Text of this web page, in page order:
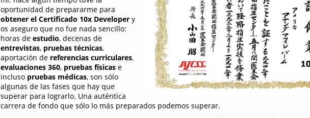
oportunidad de prepararme para
obtener el Certificado 10x Developery
os aseguro que no fue nada sencillo:
horas de estudio, decenas de
entrevistas, pruebas técnicas,
aportación de referencias curriculares,
evaluaciones 360, pruebas físicase
incluso pruebas médicas, son sólo
algunas de las fases que hay que
superar para lograrlo. Una auténtica
carrera de fondo que sólo lo más preparados podemos superar.